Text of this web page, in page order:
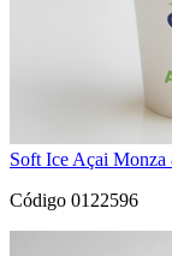
Soft Ice Açai Monza
Código 0122596